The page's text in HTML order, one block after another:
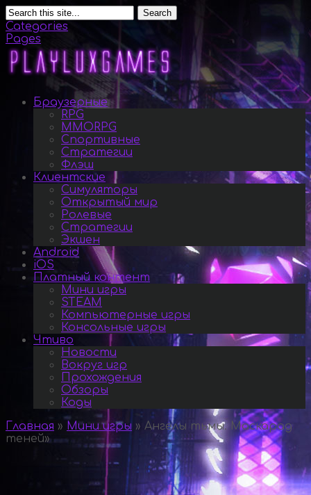
Search
Categories
Pages
Браузерные
RPG
MMORPG
Спортивные
Стратегии
Флэш
Клиентские
Симуляторы
Открытый мир
Ролевые
Стратегии
Экшен
Android
iOS
Платный контент
Мини игры
STEAM
Компьютерные игры
Консольные игры
Чтиво
Новости
Вокруг игр
Прохождения
Обзоры
Коды
Главная » Мини игры » Ангелы тьмы. Маскарад
теней»